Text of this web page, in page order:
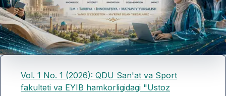
Vol. 1 No. 1 (2026): QDU San'at va Sport
fakulteti va EYIB hamkorligidagi "Ustoz